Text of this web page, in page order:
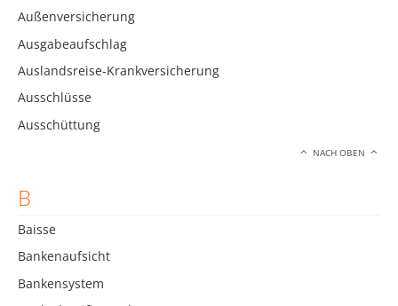
Außenversicherung
Ausgabeaufschlag
Auslandsreise-Krankversicherung
Ausschlüsse
Ausschüttung
NACH OBEN
B
Baisse
Bankenaufsicht
Bankensystem